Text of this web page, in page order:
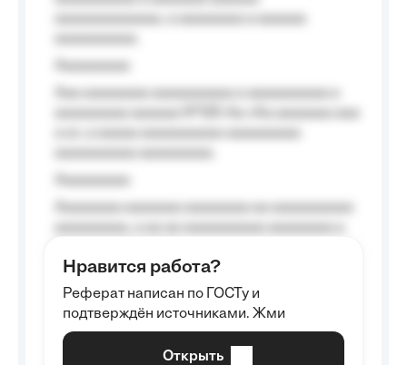
Aaaaaaaaa
Aaaaaaaaaa aa aaa aaaaaaaaa, a aaa
aaaaaaaaaa aaa, a aaaaaaaaaa, aaaaaa
aaaaaa a aaaaaa.
Нравится работа?
Реферат написан по ГОСТу и
подтверждён источниками. Жми
Открыть